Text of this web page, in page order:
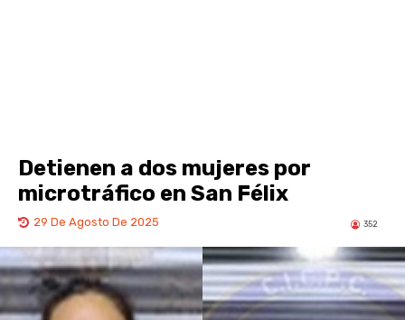
Detienen a dos mujeres por
microtráfico en San Félix
29 De Agosto De 2025 352